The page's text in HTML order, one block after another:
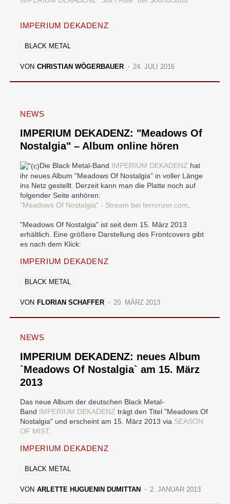
IMPERIUM DEKADENZ
BLACK METAL
VON CHRISTIAN WÖGERBAUER 24. JULI 2016
NEWS
IMPERIUM DEKADENZ: "Meadows Of
Nostalgia" – Album online hören
Die Black Metal-Band IMPERIUM DEKADENZ hat
ihr neues Album "Meadows Of Nostalgia" in voller Länge
ins Netz gestellt. Derzeit kann man die Platte noch auf
folgender Seite anhören:
"Meadows Of Nostalgia" - Stream bei terrorizer.com.
"Meadows Of Nostalgia" ist seit dem 15. März 2013
erhältlich. Eine größere Darstellung des Frontcovers gibt
es nach dem Klick:
IMPERIUM DEKADENZ
BLACK METAL
VON FLORIAN SCHAFFER 20. MÄRZ 2013
NEWS
IMPERIUM DEKADENZ: neues Album
`Meadows Of Nostalgia` am 15. März
2013
Das neue Album der deutschen Black Metal-
Band IMPERIUM DEKADENZ trägt den Titel "Meadows Of
Nostalgia" und erscheint am 15. März 2013 via SEASON
OF MIST.
IMPERIUM DEKADENZ
BLACK METAL
VON ARLETTE HUGUENIN DUMITTAN 2. JANUAR 2013